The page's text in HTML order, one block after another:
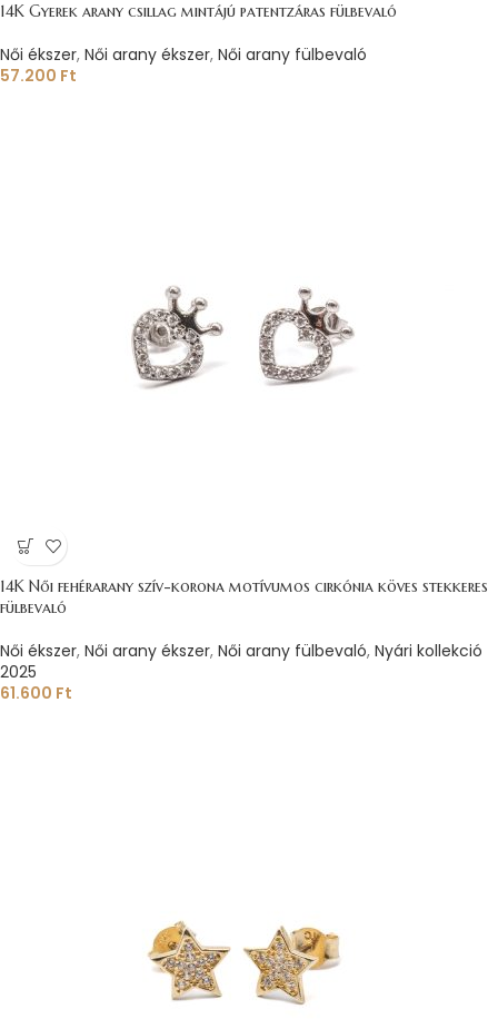
14K Gyerek arany csillag mintájú patentzáras fülbevaló
Női ékszer, Női arany ékszer, Női arany fülbevaló
57.200 Ft
14K Női fehérarany szív-korona motívumos cirkónia köves stekkeres
fülbevaló
Női ékszer, Női arany ékszer, Női arany fülbevaló, Nyári kollekció
2025
61.600 Ft